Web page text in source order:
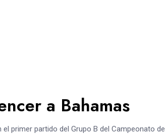
a Bahamas
primer partido del Grupo B del Campeonato de